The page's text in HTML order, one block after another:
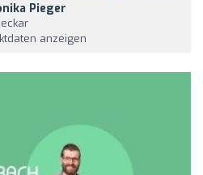
Pieger
anzeigen